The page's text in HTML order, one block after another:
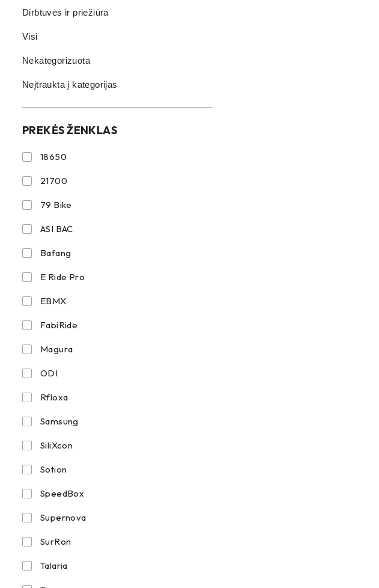
Dirbtuvės ir priežiūra
Visi
Nekategorizuota
Neįtraukta į kategorijas
PREKĖS ŽENKLAS
18650
21700
79 Bike
ASI BAC
Bafang
E Ride Pro
EBMX
FabiRide
Magura
ODI
Rfloxa
Samsung
SiliXcon
Sotion
SpeedBox
Supernova
SurRon
Talaria